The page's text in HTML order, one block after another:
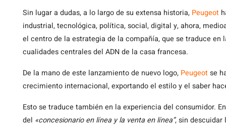
Sin lugar a dudas, a lo largo de su extensa historia, Peugeot
industrial, tecnológica, política, social, digital y, ahora,
el centro de la estrategia de la compañía, que se traduce
cualidades centrales del ADN de la casa francesa.
De la mano de este lanzamiento de nuevo logo, Peugeotse
crecimiento internacional, exportando el estilo y el saber
Esto se traduce también en la experiencia del consumidor.
del «concesionario en línea y la venta en línea”, sin descuidar